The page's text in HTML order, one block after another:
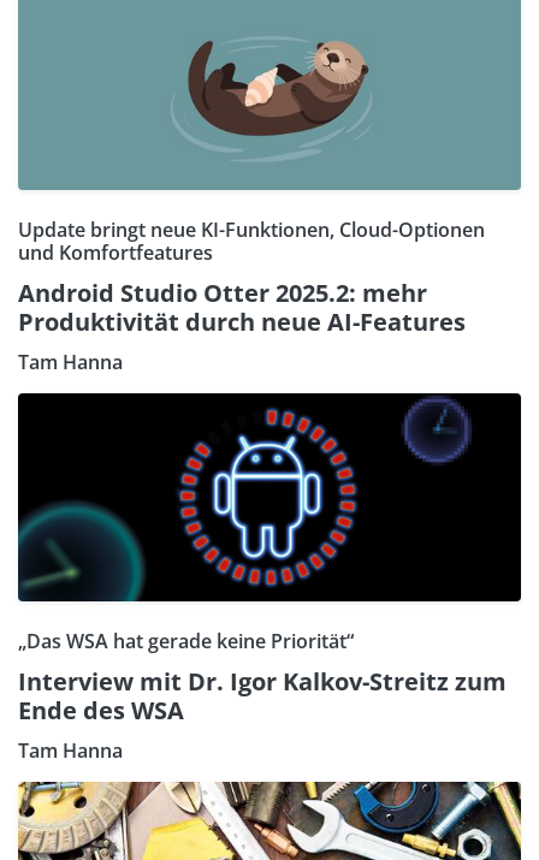
Update bringt neue KI-Funktionen, Cloud-Optionen
und Komfortfeatures
Android Studio Otter 2025.2: mehr
Produktivität durch neue AI-Features
Tam Hanna
„Das WSA hat gerade keine Priorität“
Interview mit Dr. Igor Kalkov-Streitz zum
Ende des WSA
Tam Hanna